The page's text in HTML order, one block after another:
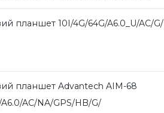
планшет 10I/4G/64G/A6.0_U/AC/G/
планшет Advantech AIM-68
A6.0/AC/NA/GPS/HB/G/